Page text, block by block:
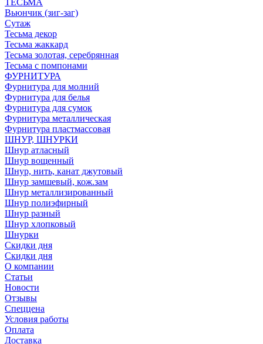
ТЕСЬМА
Вьюнчик (зиг-заг)
Сутаж
Тесьма декор
Тесьма жаккард
Тесьма золотая, серебрянная
Тесьма с помпонами
ФУРНИТУРА
Фурнитура для молний
Фурнитура для белья
Фурнитура для сумок
Фурнитура металлическая
Фурнитура пластмассовая
ШНУР, ШНУРКИ
Шнур атласный
Шнур вощенный
Шнур, нить, канат джутовый
Шнур замшевый, кож.зам
Шнур металлизированный
Шнур полиэфирный
Шнур разный
Шнур хлопковый
Шнурки
Скидки дня
Скидки дня
О компании
Статьи
Новости
Отзывы
Спеццена
Условия работы
Оплата
Доставка